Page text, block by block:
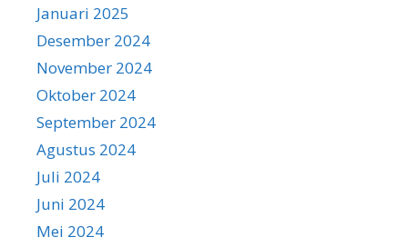
Januari 2025
Desember 2024
November 2024
Oktober 2024
September 2024
Agustus 2024
Juli 2024
Juni 2024
Mei 2024